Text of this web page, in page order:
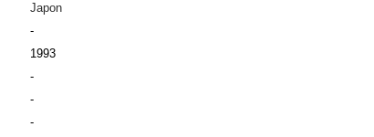
Japon
-
1993
-
-
-